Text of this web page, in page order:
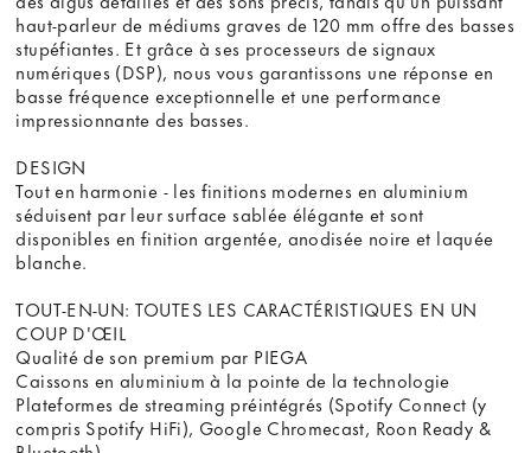
haut-parleur de médiums graves de 120 mm offre des basses
stupéfiantes. Et grâce à ses processeurs de signaux
numériques (DSP), nous vous garantissons une réponse en
basse fréquence exceptionnelle et une performance
impressionnante des basses.
DESIGN
Tout en harmonie - les finitions modernes en aluminium
séduisent par leur surface sablée élégante et sont
disponibles en finition argentée, anodisée noire et laquée
blanche.
TOUT-EN-UN: TOUTES LES CARACTÉRISTIQUES EN UN
COUP D'ŒIL
Qualité de son premium par PIEGA
Caissons en aluminium à la pointe de la technologie
Plateformes de streaming préintégrés (Spotify Connect (y
compris Spotify HiFi), Google Chromecast, Roon Ready &